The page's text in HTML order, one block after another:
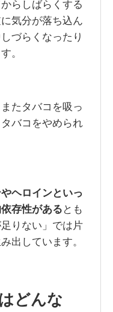
らしばらくする
気分が落ち込ん
づらくなったり
。
たタバコを吸っ
バコをやめられ
ヘロインといっ
存性がある とも
りない」では片
出しています。
どんな